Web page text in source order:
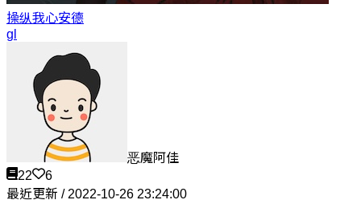
操纵我心安德
gl
恶魔阿佳
22
6
最近更新 / 2022-10-26 23:24:00